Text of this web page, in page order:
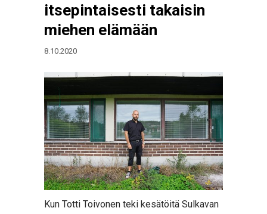
itsepintaisesti takaisin
miehen elämään
8.10.2020
Kun Totti Toivonen teki kesätöitä Sulkavan